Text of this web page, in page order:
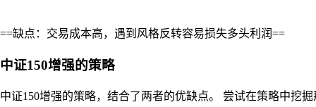
==缺点：交易成本高，遇到风格反转容易损失多头利润==
中证150增强的策略
中证150增强的策略，结合了两者的优缺点。 尝试在策略中挖